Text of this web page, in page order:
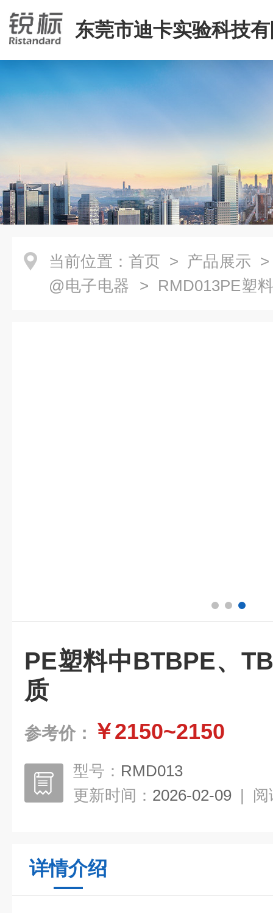
东莞市迪卡实验科技
当前位置： 首页 > 产品展示
@电子电器 > RMD013PE塑
PE塑料中BTBPE、
质
参考价： ￥2150~2150
型号： RMD013
更新时间： 2026-02-09 | 阅
详情介绍